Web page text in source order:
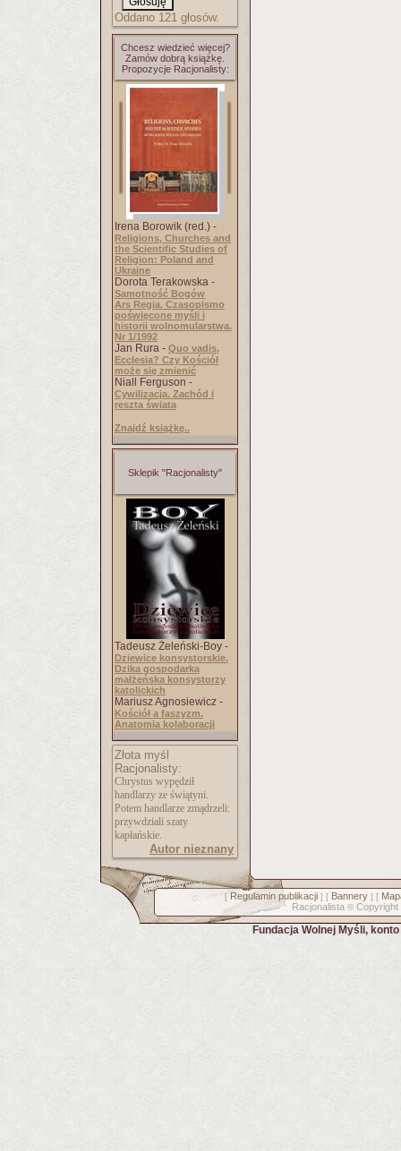
Oddano 121 głosów.
Chcesz wiedzieć więcej?
Zamów dobrą książkę.
Propozycje Racjonalisty:
Irena Borowik (red.) -
Religions, Churches and
the Scientific Studies of
Religion: Poland and
Ukraine
Dorota Terakowska -
Samotność Bogów
Ars Regia. Czasopismo
poświęcone myśli i
historii wolnomularstwa.
Nr 1/1992
Jan Rura - Quo vadis,
Ecclesia? Czy Kościół
może się zmienić
Niall Ferguson -
Cywilizacja. Zachód i
reszta świata
Znajdź książkę..
Sklepik "Racjonalisty"
Tadeusz Żeleński-Boy -
Dziewice konsystorskie.
Dzika gospodarka
małżeńska konsystorzy
katolickich
Mariusz Agnosiewicz -
Kościół a faszyzm.
Anatomia kolaboracji
Złota myśl
Racjonalisty:
Chrystus wypędził
handlarzy ze świątyni.
Potem handlarze zmądrzeli:
przywdziali szaty
kapłańskie.
Autor nieznany
[ Regulamin publikacji] [ Bannery] [
Racjonalista © Copyright
Fundacja Wolnej Myśli,